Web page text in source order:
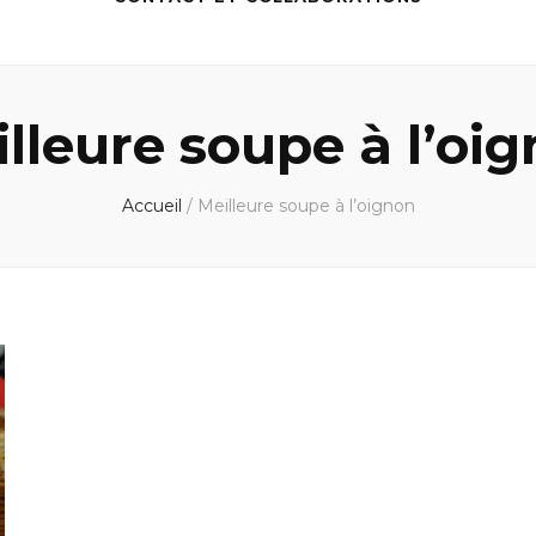
soupe à
Accueil / Meilleure soupe à l’oignon